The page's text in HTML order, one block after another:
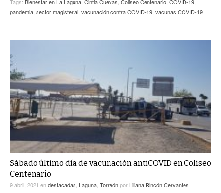
Tags: Bienestar en La Laguna Cintia Cuevas Coliseo Centenario COVID-19
pandemia sector magisterial vacunación contra COVID-19 vacunas COVID-19
Sábado último día de vacunación antiCOVID en Coliseo
Centenario
9 abril, 2021 endestacadas Laguna Torreónpor Liliana Rincón Cervantes